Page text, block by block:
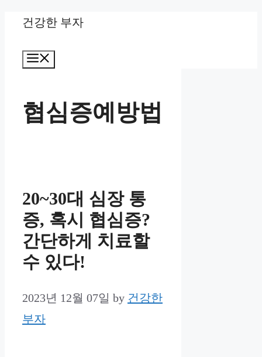
Skip
content
건강한 부자
협심증예방법
20~30대 심장 통
증, 혹시 협심증?
간단하게 치료할
수 있다!
2023년 12월 07일 by 건강한
부자